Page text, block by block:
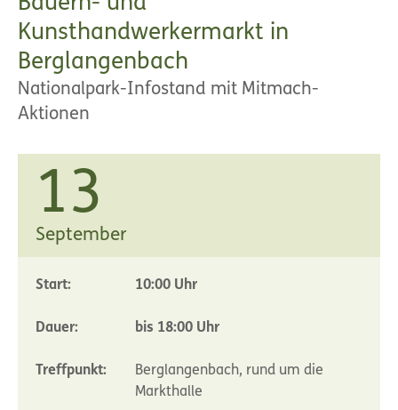
Kunsthandwerkermarkt in
Berglangenbach
Nationalpark-Infostand mit Mitmach-
Aktionen
13
September
Start: 10:00 Uhr
Dauer: bis 18:00 Uhr
Treffpunkt:
Berglangenbach, rund um die
Markthalle